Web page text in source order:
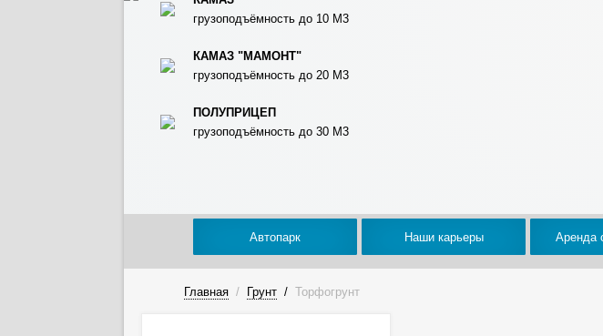
грузоподъёмность до 10 М3
КАМАЗ "МАМОНТ"
грузоподъёмность до 20 М3
ПОЛУПРИЦЕП
грузоподъёмность до 30 М3
Автопарк Наши карьеры Аренда
Главная / Грунт/ Торфогрунт